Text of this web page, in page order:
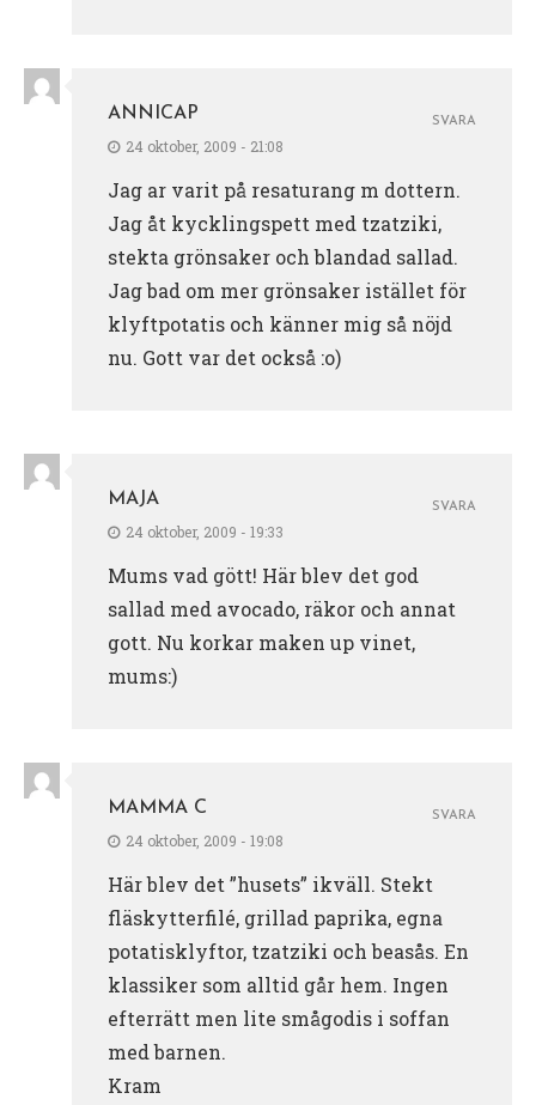
ANNICAP
24 oktober, 2009 - 21:08
Jag ar varit på resaturang m dottern.
Jag åt kycklingspett med tzatziki,
stekta grönsaker och blandad sallad.
Jag bad om mer grönsaker istället för
klyftpotatis och känner mig så nöjd
nu. Gott var det också :o)
SVARA
MAJA
24 oktober, 2009 - 19:33
Mums vad gött! Här blev det god
sallad med avocado, räkor och annat
gott. Nu korkar maken up vinet,
mums:)
SVARA
MAMMA C
24 oktober, 2009 - 19:08
Här blev det ”husets” ikväll. Stekt
fläskytterfilé, grillad paprika, egna
potatisklyftor, tzatziki och beasås. En
klassiker som alltid går hem. Ingen
efterrätt men lite smågodis i soffan
med barnen.
Kram
SVARA